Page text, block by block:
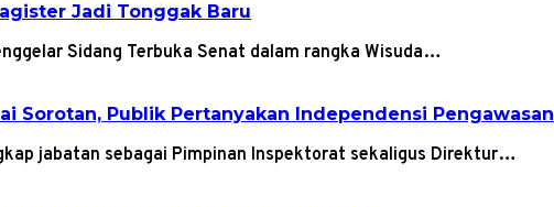
Jadi Tonggak Baru
Sidang Terbuka Senat dalam rangka Wisuda…
Sorotan, Publik Pertanyakan Independensi Pengawasan
jabatan sebagai Pimpinan Inspektorat sekaligus Direktur…